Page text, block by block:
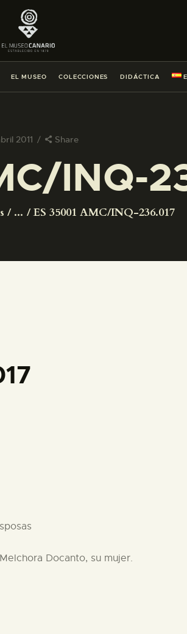
EL MUSEO COLECCIONES DIDÁCTICA
2011 Share
INQ-
... ES 35001 AMC/INQ-236.017
Docanto, su mujer.